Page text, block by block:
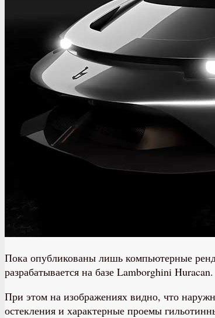
Пока опубликованы лишь компьютерные
разрабатывается на базе Lamborghini Huracan.
При этом на изображениях видно, что
остекления и характерные проемы